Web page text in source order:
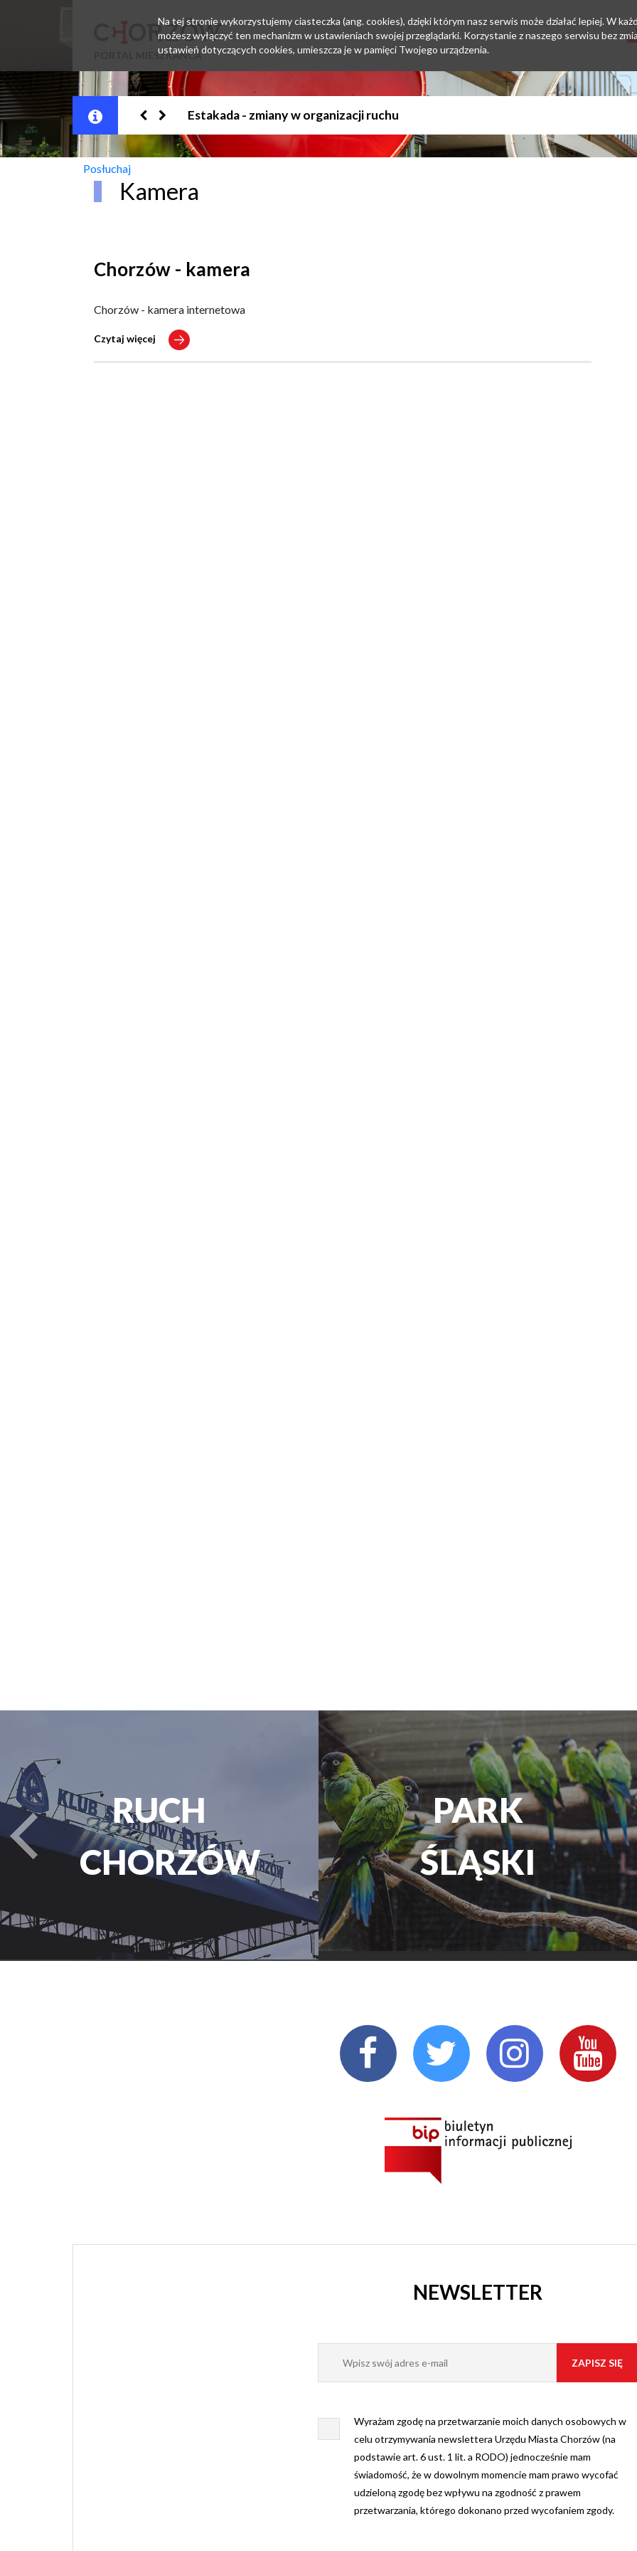
PORTAL MIESZKAŃCA
Jesteśmy w EZD
Posłuchaj
Kamera
Chorzów - kamera
Chorzów - kamera internetowa
Czytaj więcej
PARK
ŚLĄSKI
TEATR
ROZRYWKI
turysta.Previous
NEWSLETTER
Wyrażam zgodę na przetwarzanie moich danych osobowych w
celu otrzymywania newslettera Urzędu Miasta Chorzów (na
podstawie art. 6 ust. 1 lit. a RODO) jednocześnie mam
świadomość, że w dowolnym momencie mam prawo wycofać
udzieloną zgodę bez wpływu na zgodność z prawem
przetwarzania, którego dokonano przed wycofaniem zgody.
Na tej stronie wykorzystujemy ciasteczka (ang. cookies), dzięki którym nasz serwis może działać lepiej. W
możesz wyłączyć ten mechanizm w ustawieniach swojej przeglądarki. Korzystanie z naszego serwisu bez
ustawień dotyczących cookies, umieszcza je w pamięci Twojego urządzenia.